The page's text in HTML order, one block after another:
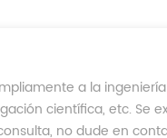
a la
científica, etc. Se
no dude en